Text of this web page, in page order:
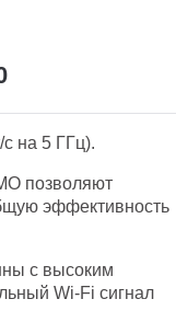
на 5 ГГц).
позволяют
эффективность
с высоким
Wi‑Fi сигнал